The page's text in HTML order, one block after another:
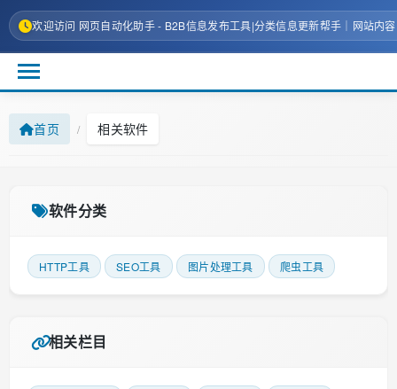
欢迎访问 网页自动化助手 - B2B信息发布工具|分类信息更新帮手｜网站内
首页 / 相关软件
软件分类
HTTP工具 SEO工具 图片处理工具 爬虫工具
相关栏目